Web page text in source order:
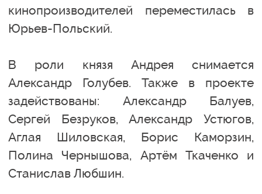
кинопроизводителей переместилась в
Юрьев-Польский.
В роли князя Андрея снимается
Александр Голубев. Также в проекте
задействованы: Александр Балуев,
Сергей Безруков, Александр Устюгов,
Аглая Шиловская, Борис Каморзин,
Полина Чернышова, Артём Ткаченко и
Станислав Любшин.